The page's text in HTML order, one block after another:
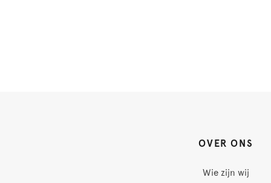
OVER ONS
Wie zijn wij